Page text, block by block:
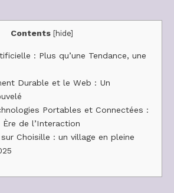
Contents [hide]
: Plus qu’une Tendance, une
Durable et le Web : Un
Portables et Connectées :
de l’Interaction
Choisille : un village en pleine